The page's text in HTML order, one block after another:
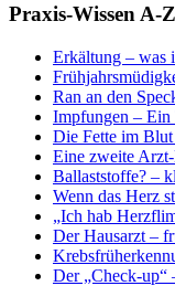
Praxis-Wissen A-Z
Erkältung – was
Ran an den
Impfungen –
Die Fette im Blut
Eine zweite
Ballaststoffe? –
Wenn das Herz
„Ich hab
Der Hausarzt –
Der „Check-up“